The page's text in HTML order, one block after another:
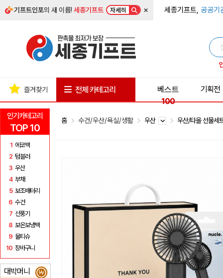
기프트인포의 새 이름!세종기프트 자세히 × 세종기프트, 공공기
인기카테고리
TOP 10
1 에코백
2 텀블러
3 우산
4 부채
5 보조배터리
6 수건
7 선풍기
8 보온보냉백
9 물티슈
10 장바구니
대박머니 ₩
즐겨찾기 전체 카테고리
베스트
100
기획전
홈 수건/우산/욕실/생활 우산 우산/타올 선물세